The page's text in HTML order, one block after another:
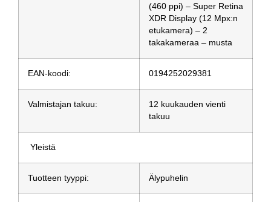
(460 ppi) – Super Retina
XDR Display (12 Mpx:n
etukamera) – 2
takakameraa – musta
EAN-koodi: 0194252029381
Valmistajan takuu:
12 kuukauden vienti
takuu
Yleistä
Tuotteen tyyppi: Älypuhelin